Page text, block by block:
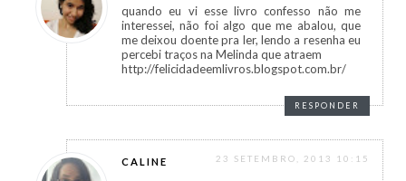
quando eu vi esse livro confesso não me
interessei, não foi algo que me abalou, que
me deixou doente pra ler, lendo a resenha eu
percebi traços na Melinda que atraem
http://felicidadeemlivros.blogspot.com.br/
RESPONDER
CALINE 23 SETEMBRO, 2013 10:15